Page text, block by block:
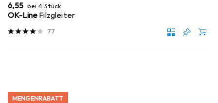
EUR
6,55 bei 4 Stück
OK-Line Filzgleiter
77
MENGENRABATT